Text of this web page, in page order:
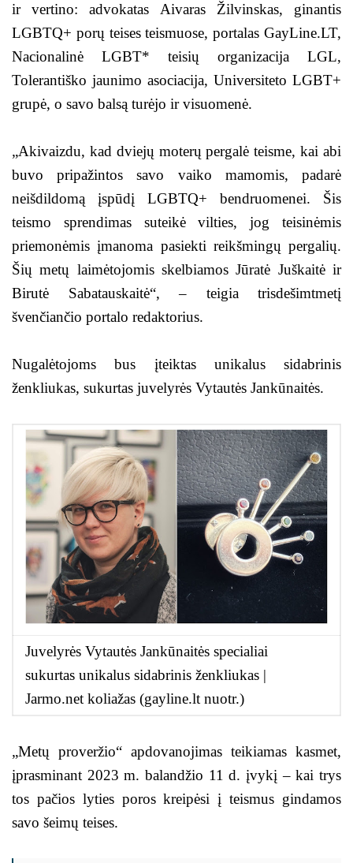
ir vertino: advokatas Aivaras Žilvinskas, ginantis
LGBTQ+ porų teises teismuose, portalas GayLine.LT,
Nacionalinė LGBT* teisių organizacija LGL,
Tolerantiško jaunimo asociacija, Universiteto LGBT+
grupė, o savo balsą turėjo ir visuomenė.
„Akivaizdu, kad dviejų moterų pergalė teisme, kai abi
buvo pripažintos savo vaiko mamomis, padarė
neišdildomą įspūdį LGBTQ+ bendruomenei. Šis
teismo sprendimas suteikė vilties, jog teisinėmis
priemonėmis įmanoma pasiekti reikšmingų pergalių.
Šių metų laimėtojomis skelbiamos Jūratė Juškaitė ir
Birutė Sabatauskaitė“, – teigia trisdešimtmetį
švenčiančio portalo redaktorius.
Nugalėtojoms bus įteiktas unikalus sidabrinis
ženkliukas, sukurtas juvelyrės Vytautės Jankūnaitės.
Juvelyrės Vytautės Jankūnaitės specialiai
sukurtas unikalus sidabrinis ženkliukas |
Jarmo.net koliažas (gayline.lt nuotr.)
„Metų proveržio“ apdovanojimas teikiamas kasmet,
įprasminant 2023 m. balandžio 11 d. įvykį – kai trys
tos pačios lyties poros kreipėsi į teismus gindamos
savo šeimų teises.